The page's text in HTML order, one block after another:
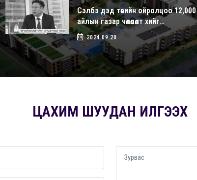
Сэлбэ дэд төвийн ойролцоо 12,000
айлын газар чөлөөлөлт хийг…
2024.09.20
ЦАХИМ ШУУДАН ИЛГЭЭХ